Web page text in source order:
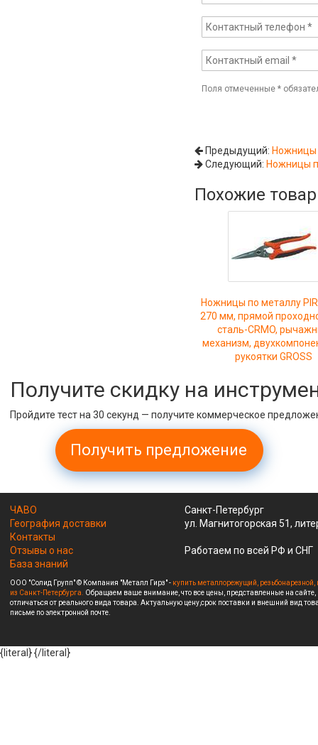
Поля отмеченные*
Предыдущий: Ножницы
Следующий: Ножницы
Похожие
Ножницы по металлу
270 мм, прямой
сталь-СRMO,
механизм,
рукоятки GROSS
Получите скидку на
Пройдите тест на 30 секунд — получите коммерческое
Получить предложение
ЧАВО
География доставки
Контакты
Отзывы о нас
База знаний
Санкт-Петербург
ул. Магнитогорская 51,
Работаем по всей РФ и СНГ
ООО "Солид Групп" © Компания "Металл Гирз" - купить металлорежущий,
из Санкт-Петербурга. Обращаем ваше внимание, что все цены, представленные на
отличаться от реального вида товара. Актуальную цену,срок поставки и внешний вид
письме по электронной почте.
{literal}{/literal}